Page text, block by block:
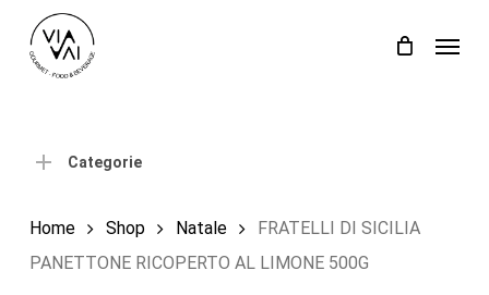
Carrello Close
Categorie
Home Shop Natale
FRATELLI DI SICILIA
PANETTONE RICOPERTO AL LIMONE 500G